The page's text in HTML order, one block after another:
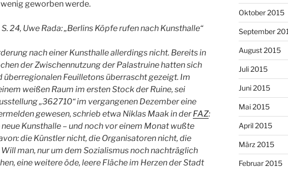
geworben werde.
24, Uwe Rada: „Berlins Köpfe rufen nach Kunsthalle“
nach einer Kunsthalle allerdings nicht. Bereits in
der Zwischennutzung der Palastruine hatten sich
überregionalen Feuilletons überrascht gezeigt. Im
weißen Raum im ersten Stock der Ruine, sei
„362710“ im vergangenen Dezember eine
gewesen, schrieb etwa Niklas Maak in derFAZ:
neue Kunsthalle – und noch vor einem Monat wußte
die Künstler nicht, die Organisatoren nicht, die
man, nur um dem Sozialismus noch nachträglich
eine weitere öde, leere Fläche im Herzen der Stadt
Oktober 2015
September
August 2015
Juli 2015
Juni 2015
Mai 2015
April 2015
März 2015
Februar 2015